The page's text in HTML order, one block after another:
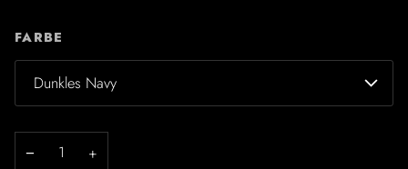
FARBE
Dunkles Navy
− +